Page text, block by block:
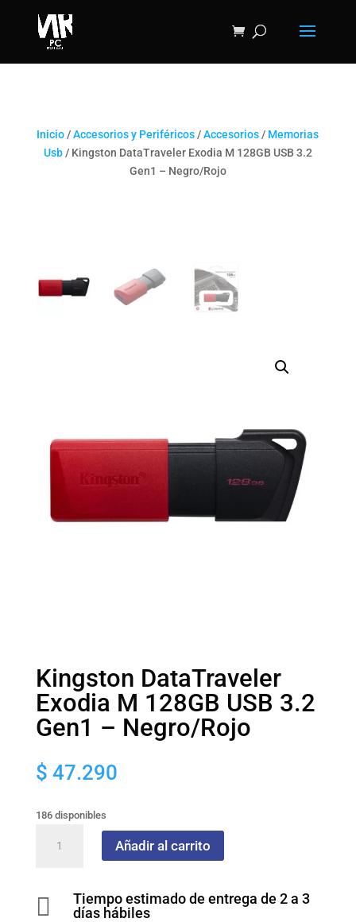
Inicio /Accesorios y Periféricos /Accesorios / Memorias
Usb/ Kingston DataTraveler Exodia M 128GB USB 3.2
Gen1 – Negro/Rojo
Kingston DataTraveler
Exodia M 128GB USB 3.2
Gen1 – Negro/Rojo
$ 47.290
186 disponibles
DataTraveler
Añadir al carrito

Tiempo estimado de entrega de 2 a 3
días hábiles